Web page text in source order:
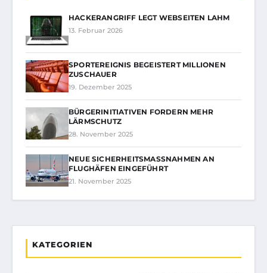
HACKERANGRIFF LEGT WEBSEITEN LAHM
13. Februar 2026
SPORTEREIGNIS BEGEISTERT MILLIONEN
ZUSCHAUER
19. Dezember 2025
BÜRGERINITIATIVEN FORDERN MEHR
LÄRMSCHUTZ
28. November 2025
NEUE SICHERHEITSMASSNAHMEN AN F
LUGHÄFEN EINGEFÜHRT
21. November 2025
KATEGORIEN